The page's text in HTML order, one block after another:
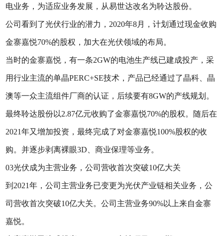
电业务，为适应业务发展，从易世达改名为聆达股份。
公司看到了光伏行业的潜力，2020年8月，计划通过现金收购
金寨嘉悦70%的股权，加大在光伏领域的布局。
当时的金寨嘉悦，有一条2GW的电池生产线已建成投产，采
用行业主流的单晶PERC+SE技术，产品已经通过了晶科、晶
澳等一众主流组件厂商的认证，后续要有8GW的产线规划。
最终聆达股份以2.87亿元收购了金寨嘉悦70%的股权。随后在
2021年又增加投资，最终完成了对金寨嘉悦100%股权的收
购。并逐步剥离裸眼3D、商业保理等业务。
03光伏成为主营业务，公司营收首次突破10亿大关
到2021年，公司主营业务已变更为光伏产业链相关业务，公
司营收首次突破10亿大关。公司主营业务90%以上来自金寨
嘉悦。